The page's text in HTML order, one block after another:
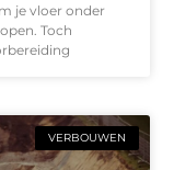
je vloer onder
Toch
VERBOUWEN